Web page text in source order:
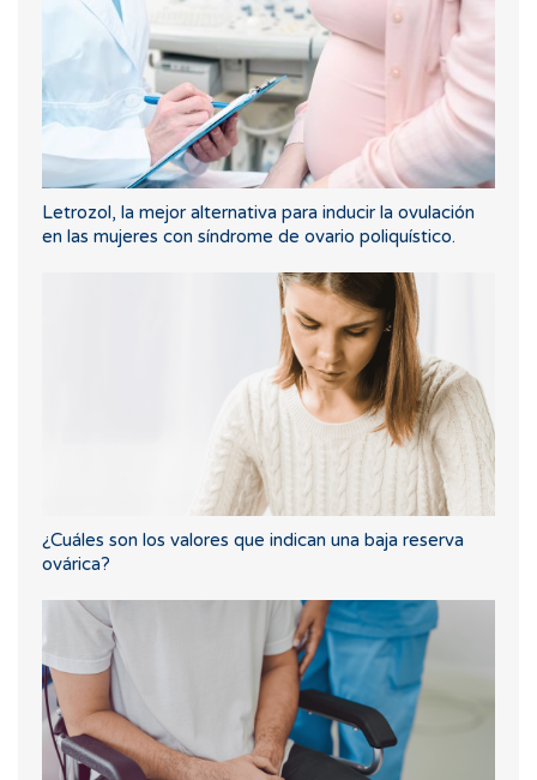
Letrozol, la mejor alternativa para inducir la ovulación
en las mujeres con síndrome de ovario poliquístico.
¿Cuáles son los valores que indican una baja reserva
ovárica?